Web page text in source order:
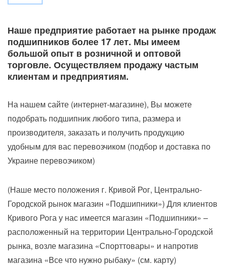
Наше предприятие работает на рынке продаж
подшипников более 17 лет. Мы имеем
большой опыт в розничной и оптовой
торговле. Осуществляем продажу частым
клиентам и предприятиям.
На нашем сайте (интернет-магазине), Вы можете
подобрать подшипник любого типа, размера и
производителя, заказать и получить продукцию
удобным для вас перевозчиком (подбор и доставка по
Украине перевозчиком)
(Наше место положения г. Кривой Рог, Центрально-
Городской рынок магазин «Подшипники») Для клиентов
Кривого Рога у нас имеется магазин «Подшипники» –
расположенный на территории Центрально-Городской
рынка, возле магазина «Спорттовары» и напротив
магазина «Все что нужно рыбаку» (см. карту)